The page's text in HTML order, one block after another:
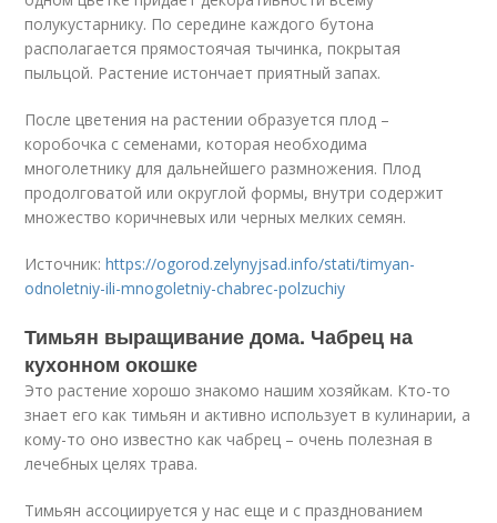
полукустарнику. По середине каждого бутона
располагается прямостоячая тычинка, покрытая
пыльцой. Растение истончает приятный запах.
После цветения на растении образуется плод –
коробочка с семенами, которая необходима
многолетнику для дальнейшего размножения. Плод
продолговатой или округлой формы, внутри содержит
множество коричневых или черных мелких семян.
Источник:https://ogorod.zelynyjsad.info/stati/timyan-
odnoletniy-ili-mnogoletniy-chabrec-polzuchiy
Тимьян выращивание дома. Чабрец на
кухонном окошке
Это растение хорошо знакомо нашим хозяйкам. Кто-то
знает его как тимьян и активно использует в кулинарии, а
кому-то оно известно как чабрец – очень полезная в
лечебных целях трава.
Тимьян ассоциируется у нас еще и с празднованием